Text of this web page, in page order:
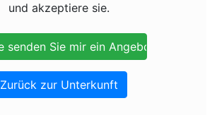
und akzeptiere sie.
Zurück zur Unterkunft